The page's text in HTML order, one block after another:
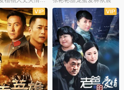
全32集